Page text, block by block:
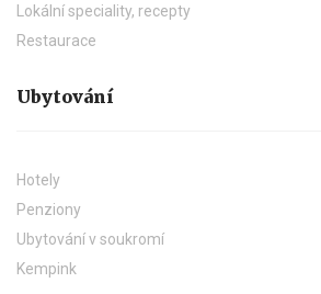
Lokální speciality, recepty
Restaurace
Ubytování
Hotely
Penziony
Ubytování v soukromí
Kempink